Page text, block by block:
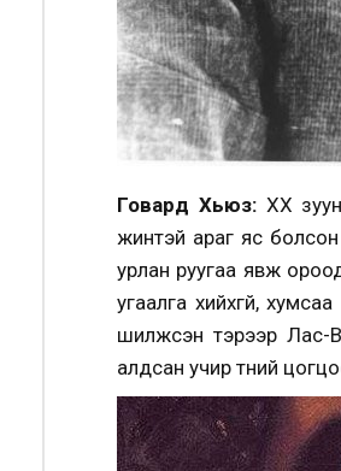
Говард Хьюз: ХХ
жинтэй араг яс
урлан руугаа явж
угаалга хийхгүй,
шилжсэн тэрээр Лас-
алдсан учир түүний